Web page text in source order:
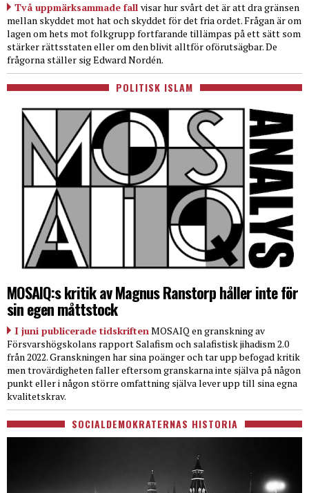
Två uppmärksammade fall visar hur svårt det är att dra gränsen
mellan skyddet mot hat och skyddet för det fria ordet. Frågan är om
lagen om hets mot folkgrupp fortfarande tillämpas på ett sätt som
stärker rättsstaten eller om den blivit alltför oförutsägbar. De
frågorna ställer sig Edward Nordén.
POLITISK ISLAM
MOSAIQ:s kritik av Magnus Ranstorp håller inte för
sin egen måttstock
I juni publicerade tidskriften MOSAIQ en granskning av
Försvarshögskolans rapport Salafism och salafistisk jihadism 2.0
från 2022. Granskningen har sina poänger och tar upp befogad kritik
men trovärdigheten faller eftersom granskarna inte själva på någon
punkt eller i någon större omfattning själva lever upp till sina egna
kvalitetskrav.
SOCIALDEMOKRATERNAS HISTORIA